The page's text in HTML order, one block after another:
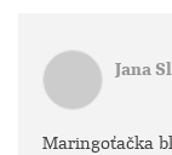
Jana
Maringoťačka